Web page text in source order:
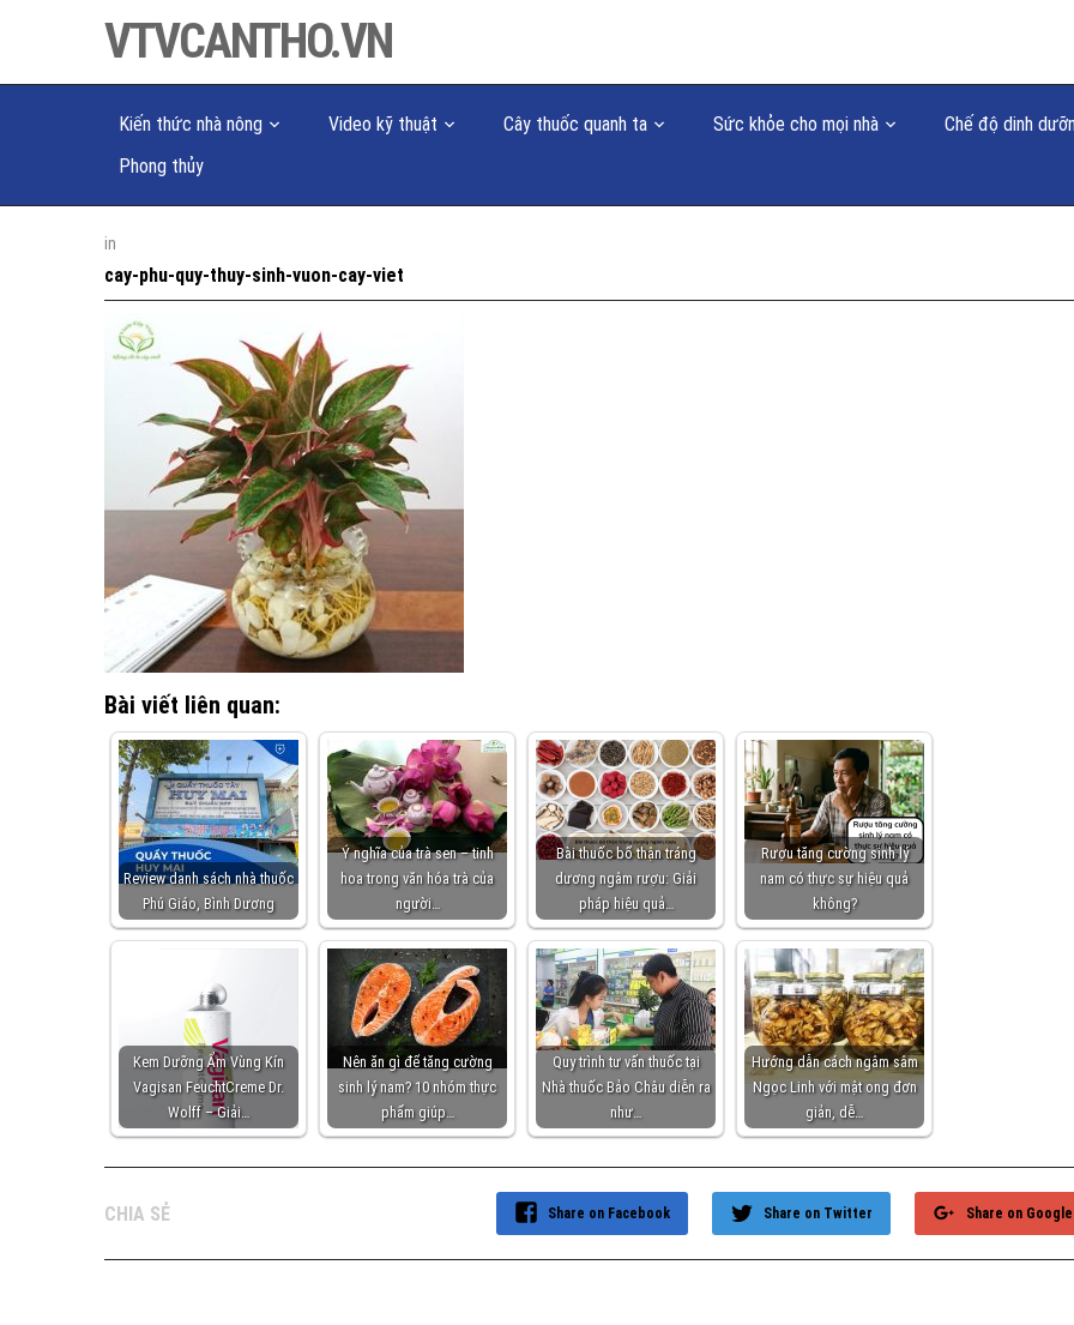
VTVCANTHO.VN
Kiến thức nhà nông Video kỹ thuật Cây thuốc quanh ta Sức khỏe cho mọi nhà
Chế độ dinh
Phong thủy
in
cay-phu-quy-thuy-sinh-vuon-cay-viet
Bài viết liên quan:
Review danh sách nhà thuốc
Phú Giáo, Bình Dương
Ý nghĩa của trà sen – tinh
hoa trong văn hóa trà của
người…
Bài thuốc bổ thận tráng
dương ngâm rượu: Giải
pháp hiệu quả…
Rượu tăng cường sinh lý
nam có thực sự hiệu quả
không?
Kem Dưỡng Ẩm Vùng Kín
Vagisan FeuchtCreme Dr.
Wolff – Giải…
Nên ăn gì để tăng cường
sinh lý nam? 10 nhóm thực
phẩm giúp…
Quy trình tư vấn thuốc tại
Nhà thuốc Bảo Châu diễn ra
như…
Hướng dẫn cách ngâm sâm
Ngọc Linh với mật ong đơn
giản, dễ…
CHIA SẺ Share on
Share on Twitter
Share on Facebook